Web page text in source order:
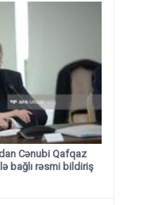
Cənubi Qafqaz
bağlı rəsmi bildiriş